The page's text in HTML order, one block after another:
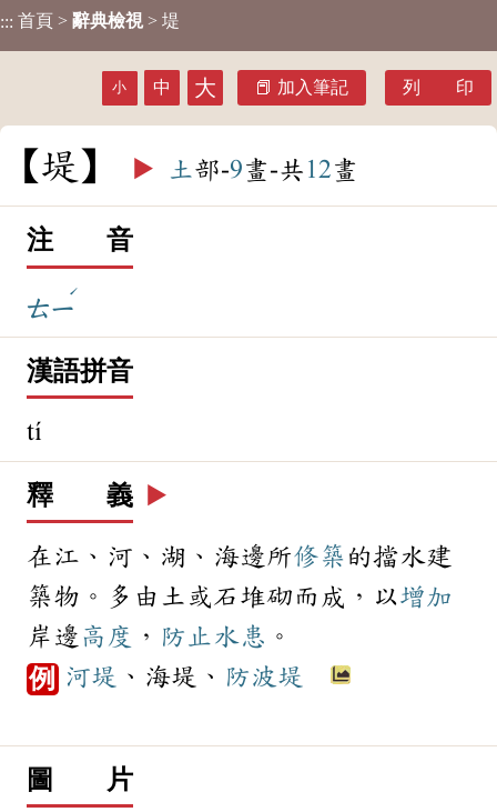
::: 首頁 > 辭典檢視 > 堤
小 中 大 加入筆記 列 印
堤 ▶️ 土部-9畫-共 12畫
注 音
ㄊㄧ
ˊ
漢語拼音
tí
釋 義 ▶️
在江、河、湖、海邊所修築 的擋水建
築物。多由土或石堆砌而成，以增加
岸邊 高度 ， 防止水患 。
例 河堤 、海堤、 防波堤
圖 片